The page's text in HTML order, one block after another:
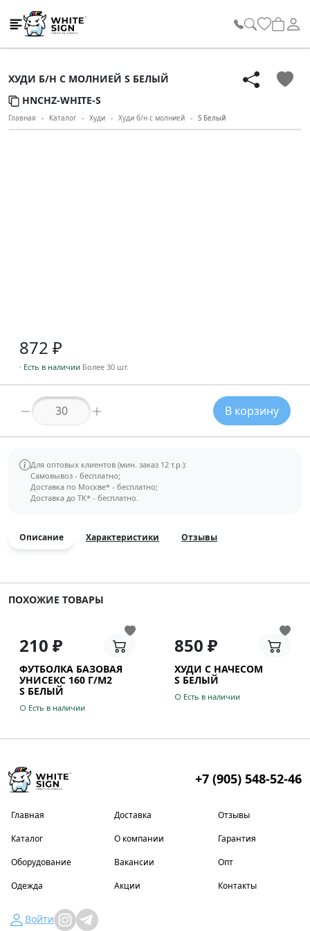
White Sign
ХУДИ Б/Н С МОЛНИЕЙ S БЕЛЫЙ
HNCHZ-WHITE-S
Главная Каталог Худи Худи б/н с молнией S Белый
872 ₽
· Есть в наличии Более 30 шт.
Количество товара В корзину
Для оптовых клиентов (мин. заказ 12 т.р.):
Самовывоз - бесплатно;
Доставка по Москве* - бесплатно;
Доставка до ТК* - бесплатно.
Описание Характеристики Отзывы
ПОХОЖИЕ ТОВАРЫ
210 ₽
ФУТБОЛКА БАЗОВАЯ
УНИСЕКС 160 Г/М2
S БЕЛЫЙ
○ Есть в наличии
850 ₽
ХУДИ С НАЧЕСОМ
S БЕЛЫЙ
○ Есть в наличии
+7 (905) 548-52-46
Главная
Каталог
Оборудование
Одежда
Доставка
О компании
Вакансии
Акции
Отзывы
Гарантия
Опт
Контакты
Войти